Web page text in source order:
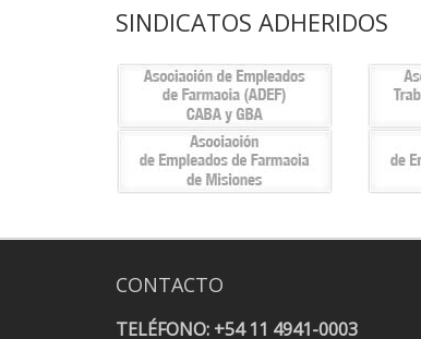
SINDICATOS ADHERIDOS
CONTACTO
TELÉFONO: +54 11 4941-0003